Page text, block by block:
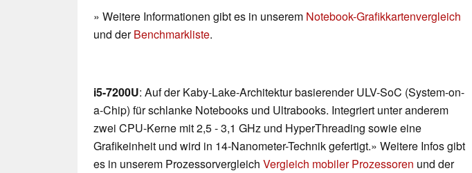
» Weitere Informationen gibt es in unserem Notebook-Grafikkartenvergleich
und derBenchmarkliste.
i5-7200U: Auf der Kaby-Lake-Architektur basierender ULV-SoC (System-on-
a-Chip) für schlanke Notebooks und Ultrabooks. Integriert unter anderem
zwei CPU-Kerne mit 2,5 - 3,1 GHz und HyperThreading sowie eine
Grafikeinheit und wird in 14-Nanometer-Technik gefertigt.» Weitere Infos gibt
es in unserem Prozessorvergleich Vergleich mobiler Prozessoren und der